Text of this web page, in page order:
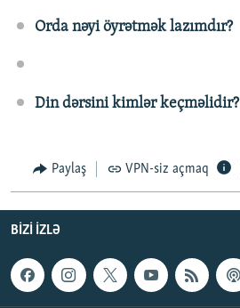
Orda nəyi öyrətmək lazımdır?
Din dərsini kimlər keçməlidir?
Paylaş VPN-siz açmaq
BIZI IZLƏ